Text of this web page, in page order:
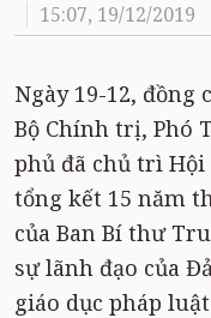
15:07, 19/12/2019
Ngày 19-12,
Bộ Chính trị, Phó
phủ đã chủ trì
tổng kết 15 năm
của Ban Bí thư
sự lãnh đạo của
giáo dục pháp